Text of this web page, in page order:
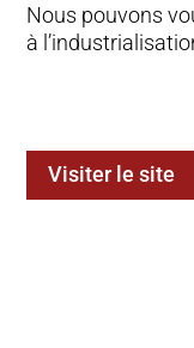
Nous pouvons
à
Visiter le site